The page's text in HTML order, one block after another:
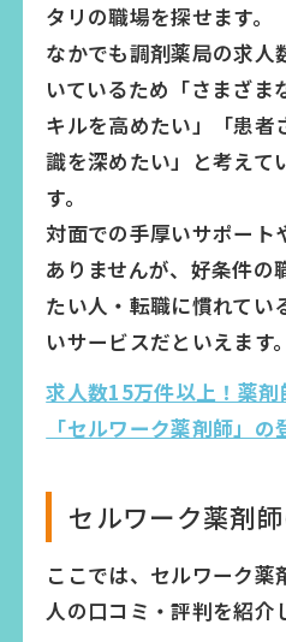
タリの職場を探せます。
なかでも調剤薬局の求人
いているため「さまざま
キルを高めたい」「患者
識を深めたい」と考えて
す。
対面での手厚いサポート
ありませんが、好条件の
たい人・転職に慣れてい
いサービスだといえます。
求人数15万件以上！薬
「セルワーク薬剤師」の
セルワーク薬剤
ここでは、セルワーク薬
人の口コミ・評判を紹介